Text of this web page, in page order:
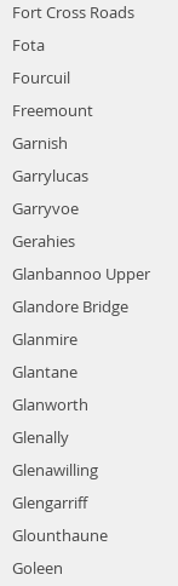
Fort Cross Roads
Fota
Fourcuil
Freemount
Garnish
Garrylucas
Garryvoe
Gerahies
Glanbannoo Upper
Glandore Bridge
Glanmire
Glantane
Glanworth
Glenally
Glenawilling
Glengarriff
Glounthaune
Goleen